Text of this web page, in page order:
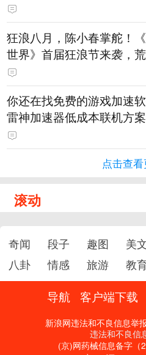
狂浪八月，陈小春掌舵！
世界》首届狂浪节来袭，
直播即将开启
你还在找免费的游戏加速
雷神加速器低成本联机方
免费试用
点击查
滚动
奇闻 段子 趣图 美
八卦
情感 旅游 教
导航 客户端下载
新浪网违法和不良信息举
违法和不良信
(京)网药械信息备字（